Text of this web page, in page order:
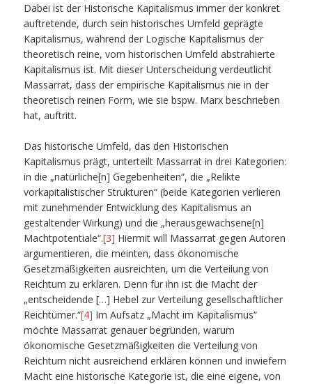
Dabei ist der Historische Kapitalismus immer der konkret
auftretende, durch sein historisches Umfeld geprägte
Kapitalismus, während der Logische Kapitalismus der
theoretisch reine, vom historischen Umfeld abstrahierte
Kapitalismus ist. Mit dieser Unterscheidung verdeutlicht
Massarrat, dass der empirische Kapitalismus nie in der
theoretisch reinen Form, wie sie bspw. Marx beschrieben
hat, auftritt.
Das historische Umfeld, das den Historischen
Kapitalismus prägt, unterteilt Massarrat in drei Kategorien:
in die „natürliche[n] Gegebenheiten“, die „Relikte
vorkapitalistischer Strukturen“ (beide Kategorien verlieren
mit zunehmender Entwicklung des Kapitalismus an
gestaltender Wirkung) und die „herausgewachsene[n]
Machtpotentiale“.[3] Hiermit will Massarrat gegen Autoren
argumentieren, die meinten, dass ökonomische
Gesetzmäßigkeiten ausreichten, um die Verteilung von
Reichtum zu erklären. Denn für ihn ist die Macht der
„entscheidende […] Hebel zur Verteilung gesellschaftlicher
Reichtümer.“[4] Im Aufsatz „Macht im Kapitalismus“
möchte Massarrat genauer begründen, warum
ökonomische Gesetzmäßigkeiten die Verteilung von
Reichtum nicht ausreichend erklären können und inwiefern
Macht eine historische Kategorie ist, die eine eigene, von